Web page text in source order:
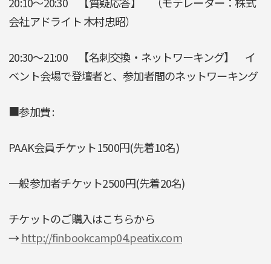
会社アドライト 木村忠昭）
20:30～21:00 【名刺交換・ネットワーキング】 イ
ベント会場で登壇者と、参加者間のネットワーキング
■参加費 :
PAAK会員チケット1500円(先着10名)
一般参加者チケット2500円(先着20名)
チケットのご購入はこちらから
→ http://finbookcamp04.peatix.com